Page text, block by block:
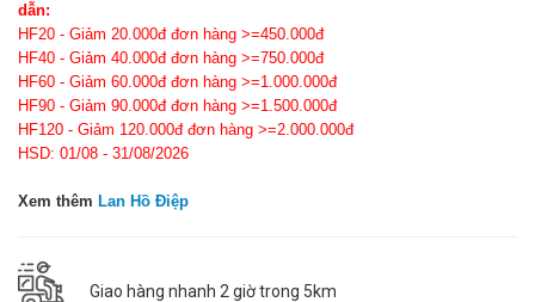
dẫn:
HF20 - Giảm 20.000đ đơn hàng >=450.000đ
HF40 - Giảm 40.000đ đơn hàng >=750.000đ
HF60 - Giảm 60.000đ đơn hàng >=1.000.000đ
HF90 - Giảm 90.000đ đơn hàng >=1.500.000đ
HF120 - Giảm 120.000đ đơn hàng >=2.000.000đ
HSD: 01/08 - 31/08/2026
Xem thêm Lan Hồ Điệp
Giao hàng nhanh 2 giờ trong 5km